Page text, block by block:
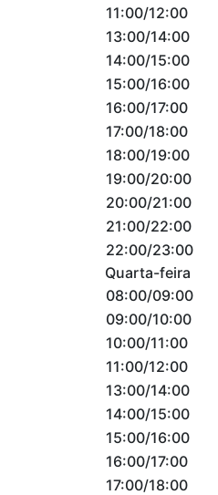
11:00/12:00
13:00/14:00
14:00/15:00
15:00/16:00
16:00/17:00
17:00/18:00
18:00/19:00
19:00/20:00
20:00/21:00
21:00/22:00
22:00/23:00
Quarta-feira
08:00/09:00
09:00/10:00
10:00/11:00
11:00/12:00
13:00/14:00
14:00/15:00
15:00/16:00
16:00/17:00
17:00/18:00